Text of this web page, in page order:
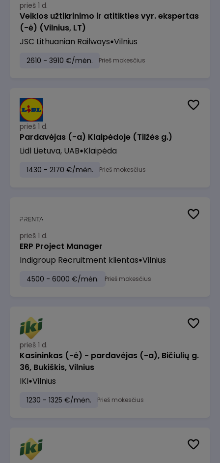
prieš 1 d.
Veiklos užtikrinimo ir atitikties vyr. ekspertas
(-ė) (Vilnius, LT)
JSC Lithuanian Railways Vilnius
2610 - 3910 €/mėn. Prieš mokesčius
prieš 1 d.
Pardavėjas (-a) Klaipėdoje (Tilžės g.)
Lidl Lietuva, UAB Klaipėda
1430 - 2170 €/mėn. Prieš mokesčius
prieš 1 d.
ERP Project Manager
Indigroup Recruitment klientas Vilnius
4500 - 6000 €/mėn. Prieš mokesčius
prieš 1 d.
Kasininkas (-ė) - pardavėjas (-a), Bičiulių g.
36, Bukiškis, Vilnius
IKI Vilnius
1230 - 1325 €/mėn. Prieš mokesčius